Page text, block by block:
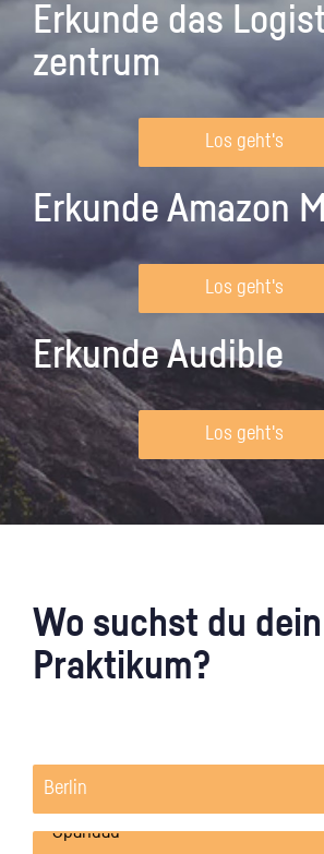
Erkunde das
zentrum
Los geht's
Erkunde Amazon
Los geht's
Erkunde Audible
Los geht's
Wo suchst du dein
Praktikum?